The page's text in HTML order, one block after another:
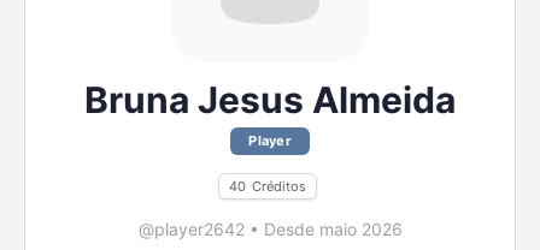
Bruna Jesus Almeida
Player
40 Créditos
@player2642 • Desde maio 2026